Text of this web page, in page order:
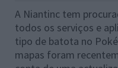
A Niantinc tem
todos os serviços e
tipo de batota no
mapas foram